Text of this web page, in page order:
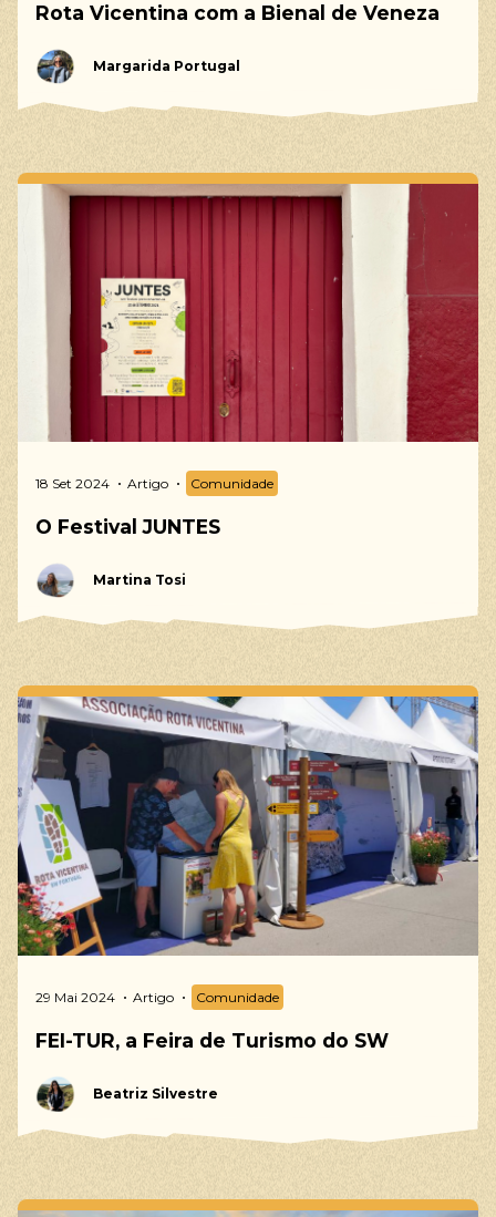
Rota Vicentina com a Bienal de Veneza
Margarida Portugal
18 Set 2024 Artigo Comunidade
O Festival JUNTES
Martina Tosi
29 Mai 2024 Artigo Comunidade
FEI-TUR, a Feira de Turismo do SW
Beatriz Silvestre